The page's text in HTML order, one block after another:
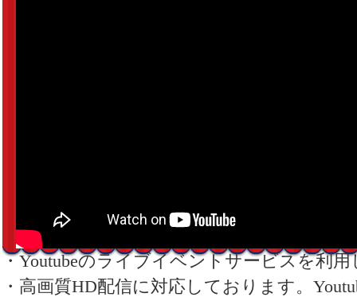
・Youtubeのライブイベントサービスを利
・高画質HD配信に対応しております。